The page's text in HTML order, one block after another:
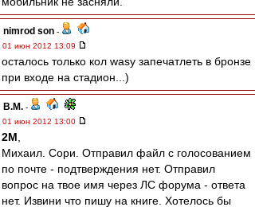
nimrod son -
01 июн 2012 13:09
осталось только кол wasy запечатлеть в бронзе
при входе на стадион...)
В.М. -
01 июн 2012 13:00
2M
Михаил. Сори. Отправил файл с голосованием
по почте - подтверждения нет. Отправил
вопрос на твое имя через ЛС форума - ответа
нет. Извини что пишу на книге. Хотелось бы